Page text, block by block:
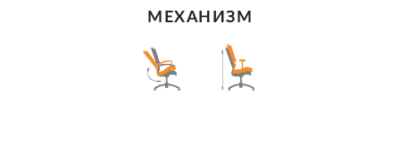
МЕХАНИЗМ